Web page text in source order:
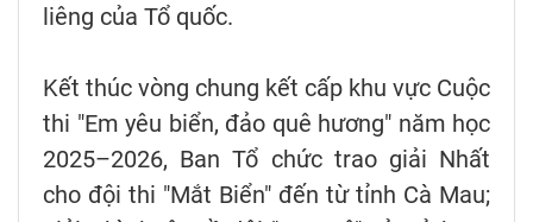
liêng của Tổ quốc.
Kết thúc vòng chung kết cấp khu vực Cuộc
thi "Em yêu biển, đảo quê hương" năm học
2025–2026, Ban Tổ chức trao giải Nhất
cho đội thi "Mắt Biển" đến từ tỉnh Cà Mau;